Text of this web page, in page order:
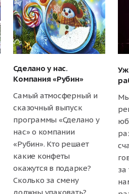
Сделано у нас.
Компания «Рубин»
Самый атмосферный и
сказочный выпуск
программы «Сделано у
нас» о компании
«Рубин». Кто решает
какие конфеты
окажутся в подарке?
Сколько за смену
должны упаковать?
за